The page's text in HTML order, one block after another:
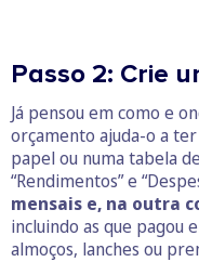
Passo 2: Crie
Já pensou em como e
orçamento ajuda-o a
papel ou numa tabela
“Rendimentos” e
mensais e, na outra
incluindo as que pagou
almoços, lanches ou